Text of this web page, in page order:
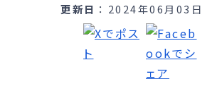
更新日
2024年06月03日